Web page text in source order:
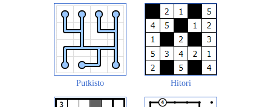
Putkisto Hitori